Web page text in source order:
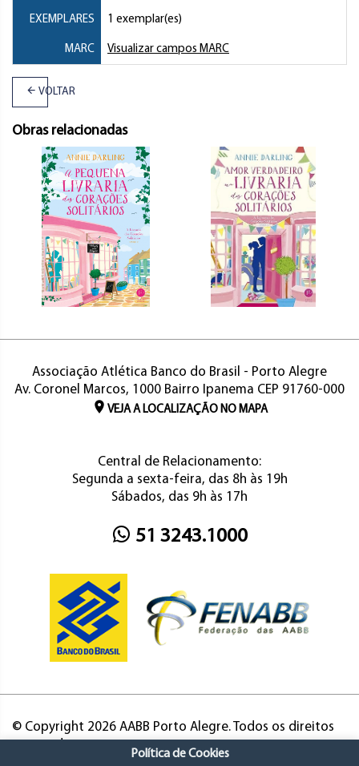
EXEMPLARES 1 exemplar(es)
MARC Visualizar campos MARC
VOLTAR
Obras relacionadas
Associação Atlética Banco do Brasil - Porto Alegre
Av. Coronel Marcos, 1000 Bairro Ipanema CEP 91760-000
VEJA A LOCALIZAÇÃO NO MAPA
Central de Relacionamento:
Segunda a sexta-feira, das 8h às 19h
Sábados, das 9h às 17h
51 3243.1000
© Copyright 2026 AABB Porto Alegre. Todos os direitos
Política de Cookies